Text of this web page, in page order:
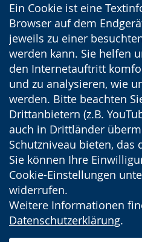
Ein Cookie ist eine
Browser auf dem
jeweils zu einer
werden kann. Sie helfen
den Internetauftritt
und zu analysieren, wie
werden. Bitte beachten
Drittanbietern (z.B.
auch in Drittländer
Schutzniveau bieten, das
Sie können Ihre
Cookie-Einstellungen
widerrufen.
Weitere Informationen
Datenschutzerklärung.